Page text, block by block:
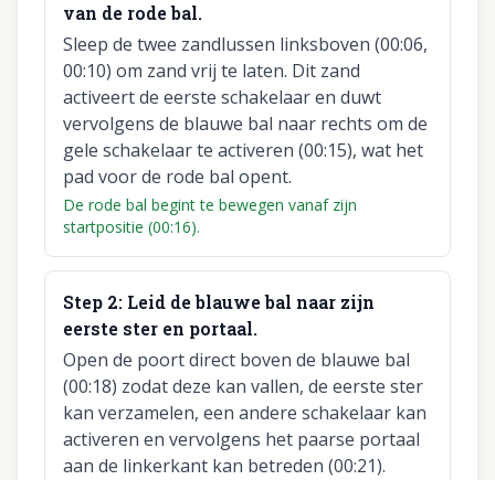
van de rode bal.
Sleep de twee zandlussen linksboven (00:06,
00:10) om zand vrij te laten. Dit zand
activeert de eerste schakelaar en duwt
vervolgens de blauwe bal naar rechts om de
gele schakelaar te activeren (00:15), wat het
pad voor de rode bal opent.
De rode bal begint te bewegen vanaf zijn
startpositie (00:16).
Step 2: Leid de blauwe bal naar zijn
eerste ster en portaal.
Open de poort direct boven de blauwe bal
(00:18) zodat deze kan vallen, de eerste ster
kan verzamelen, een andere schakelaar kan
activeren en vervolgens het paarse portaal
aan de linkerkant kan betreden (00:21).